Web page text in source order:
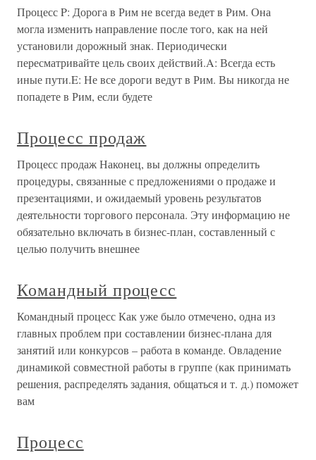
Процесс P: Дорога в Рим не всегда ведет в Рим. Она
могла изменить направление после того, как на ней
установили дорожный знак. Периодически
пересматривайте цель своих действий.A: Всегда есть
иные пути.E: Не все дороги ведут в Рим. Вы никогда не
попадете в Рим, если будете
Процесс продаж
Процесс продаж Наконец, вы должны определить
процедуры, связанные с предложениями о продаже и
презентациями, и ожидаемый уровень результатов
деятельности торгового персонала. Эту информацию не
обязательно включать в бизнес-план, составленный с
целью получить внешнее
Командный процесс
Командный процесс Как уже было отмечено, одна из
главных проблем при составлении бизнес-плана для
занятий или конкурсов – работа в команде. Овладение
динамикой совместной работы в группе (как принимать
решения, распределять задания, общаться и т. д.) поможет
вам
Процесс